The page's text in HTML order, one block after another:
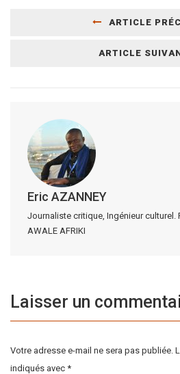
ARTICLE
ARTICLE
Eric AZANNEY
Journaliste critique, Ingénieur culturel.
AWALE AFRIKI
Laisser un
Votre adresse e-mail ne sera pas publiée.
indiqués avec *